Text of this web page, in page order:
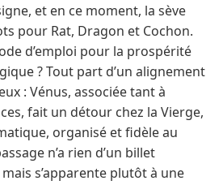
et en ce moment, la sève
pour Rat, Dragon et Cochon.
d’emploi pour la prospérité
? Tout part d’un alignement
: Vénus, associée tant à
fait un détour chez la Vierge,
organisé et fidèle au
n’a rien d’un billet
s’apparente plutôt à une